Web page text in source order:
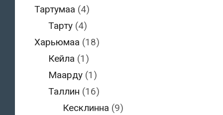
Тартумаа (4)
Тарту (4)
Харьюмаа (18)
Кейла (1)
Маарду (1)
Таллин (16)
Кесклинна (9)